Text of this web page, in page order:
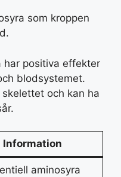
som kroppen
har positiva effekter
blodsystemet.
och kan ha
Information
aminosyra